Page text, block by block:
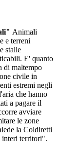
Animali
e terreni
stalle
E' quanto
di maltempo
civile in
estremi negli
che hanno
a pagare il
avviare
le zone
la Coldiretti
interi territori".